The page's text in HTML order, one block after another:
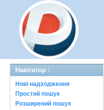
Навігатор :
Нові надходження
Простий пошук
Розширений пошук